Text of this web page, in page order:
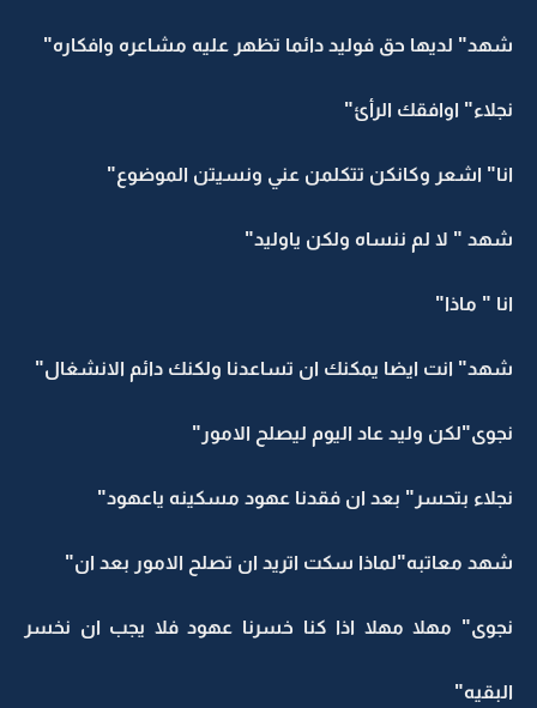
شهد" لديها حق فوليد دائما تظهر عليه مشاعره وافكاره"
نجلاء" اوافقك الرأئ"
انا" اشعر وكانكن تتكلمن عني ونسيتن الموضوع"
شهد " لا لم ننساه ولكن ياوليد"
انا " ماذا"
شهد" انت ايضا يمكنك ان تساعدنا ولكنك دائم الانشغال"
نجوى"لكن وليد عاد اليوم ليصلح الامور"
نجلاء بتحسر" بعد ان فقدنا عهود مسكينه ياعهود"
شهد معاتبه"لماذا سكت اتريد ان تصلح الامور بعد ان"
نجوى" مهلا مهلا اذا كنا خسرنا عهود فلا يجب ان نخسر
البقيه"